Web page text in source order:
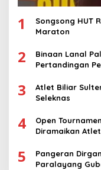
1
Songsong HUT
Maraton
2
Binaan Lanal
Pertandingan
3
Atlet Biliar
Seleknas
4
Open
Diramaikan
5
Pangeran
Paralayang